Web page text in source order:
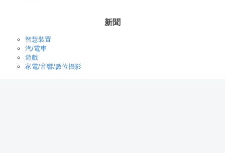
新聞
智慧裝置
汽/電車
遊戲
家電/音響/數位攝影